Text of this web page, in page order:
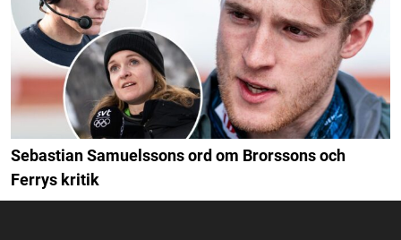
Sebastian Samuelssons ord om Brorssons och
Ferrys kritik